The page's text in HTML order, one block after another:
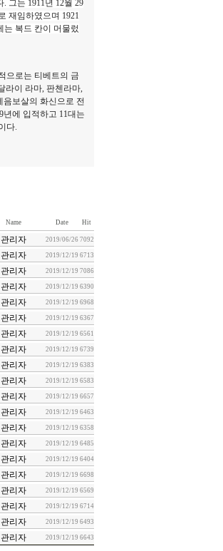
그는 1911년 12월 29
재임하였으며 1921
는 복드 칸이 머물렀
으로는 티베트의 금
라이 라마, 판첸라마,
보살의 화신으로 전
에 입적하고 11대는
다.
Name Date Hit
관리자 2019/06/26 7092
관리자 2019/12/19 6713
관리자 2019/12/19 7086
관리자 2019/12/19 6390
관리자 2019/12/19 6968
관리자 2019/12/19 6367
관리자 2019/12/19 6561
관리자 2019/12/19 6739
관리자 2019/12/19 6383
관리자 2019/12/19 6583
관리자 2019/12/19 6657
관리자 2019/12/19 6463
관리자 2019/12/19 6358
관리자 2019/12/19 6485
관리자 2019/12/19 6404
관리자 2019/12/19 6698
관리자 2019/12/19 6569
관리자 2019/12/19 6714
관리자 2019/12/19 6493
관리자 2019/12/19 6643